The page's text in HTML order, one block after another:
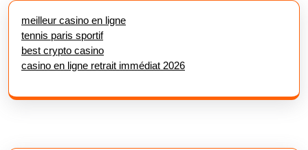
meilleur casino en ligne
tennis paris sportif
best crypto casino
casino en ligne retrait immédiat 2026